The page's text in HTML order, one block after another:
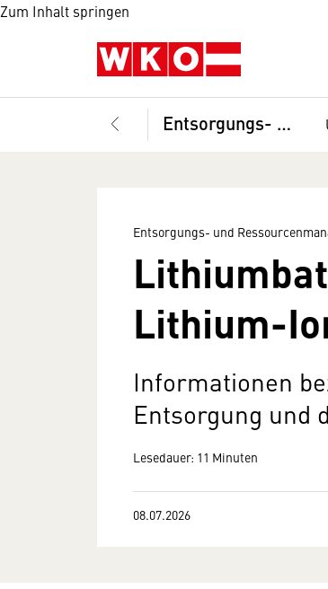
Zum Inhalt springen
Entsorgungs- und Ressourcenmanagement, Fachverband
Entsorgungs- und
Lithium-
Informationen
Entsorgung und
Lesedauer: 11 Minuten
08.07.2026